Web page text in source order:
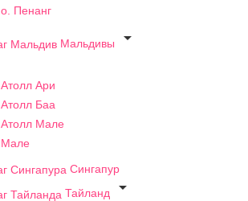
о. Пенанг
Мальдивы

Атолл Ари
Атолл Баа
Атолл Мале
Мале
Сингапур
Тайланд
